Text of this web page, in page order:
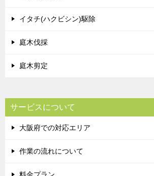
イタチ(ハクビシン)駆除
庭木伐採
庭木剪定
サービスについて
大阪府での対応エリア
作業の流れについて